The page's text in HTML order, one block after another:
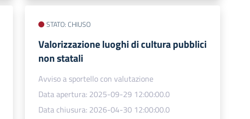
STATO: CHIUSO
Valorizzazione luoghi di cultura pubblici
non statali
Avviso a sportello con valutazione
Data apertura: 2025-09-29 12:00:00.0
Data chiusura: 2026-04-30 12:00:00.0